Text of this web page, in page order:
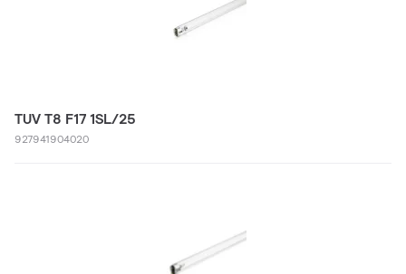
TUV T8 F17 1SL/25
927941904020